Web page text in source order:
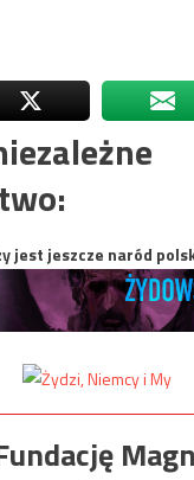
jest jeszcze naród